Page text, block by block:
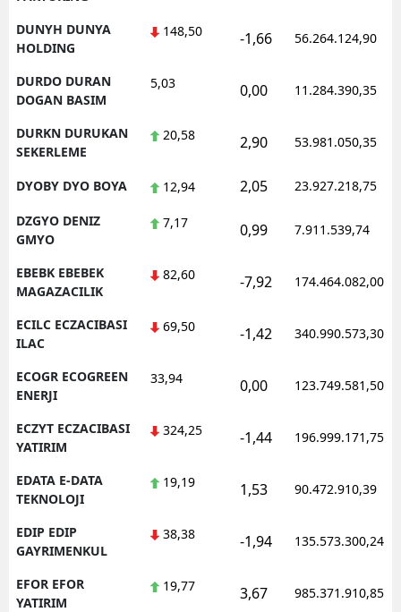
DUNYH DUNYA
HOLDING
148,50 -1,66 56.264.124,90
DURDO DURAN
DOGAN BASIM
5,03 0,00 11.284.390,35
DURKN DURUKAN
SEKERLEME
20,58 2,90 53.981.050,35
DYOBY DYO BOYA 12,94 2,05 23.927.218,75
DZGYO DENIZ
GMYO
7,17 0,99 7.911.539,74
EBEBK EBEBEK
MAGAZACILIK
82,60 -7,92 174.464.082,00
ECILC ECZACIBASI
ILAC
69,50 -1,42 340.990.573,30
ECOGR ECOGREEN
ENERJI
33,94 0,00 123.749.581,50
ECZYT ECZACIBASI
YATIRIM
324,25 -1,44 196.999.171,75
EDATA E-DATA
TEKNOLOJI
19,19 1,53 90.472.910,39
EDIP EDIP
GAYRIMENKUL
38,38 -1,94 135.573.300,24
EFOR EFOR
YATIRIM
19,77 3,67 985.371.910,85